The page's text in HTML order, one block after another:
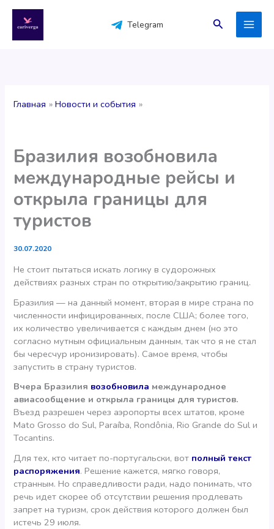
содержимому
Telegram Поиск
Главная Новости и события
Бразилия возобновила
международные рейсы и
открыла границы для
туристов
30.07.2020
Не стоит пытаться искать логику в судорожных
действиях разных стран по открытию/закрытию границ.
Бразилия — на данный момент, вторая в мире страна по
численности инфицированных, после США; более того,
их количество увеличивается с каждым днем (но это
согласно мутным официальным данным, так что я не стал
бы чересчур иронизировать). Самое время, чтобы
запустить в страну туристов.
Вчера Бразилия возобновила международное
авиасообщение и открыла границы для туристов.
Въезд разрешен через аэропорты всех штатов, кроме
Mato Grosso do Sul, Paraíba, Rondônia, Rio Grande do Sul и
Tocantins.
Для тех, кто читает по-португальски, вот полный текст
распоряжения. Решение кажется, мягко говоря,
странным. Но справедливости ради, надо понимать, что
речь идет скорее об отсутствии решения продлевать
запрет на туризм, срок действия которого должен был
истечь 29 июля.